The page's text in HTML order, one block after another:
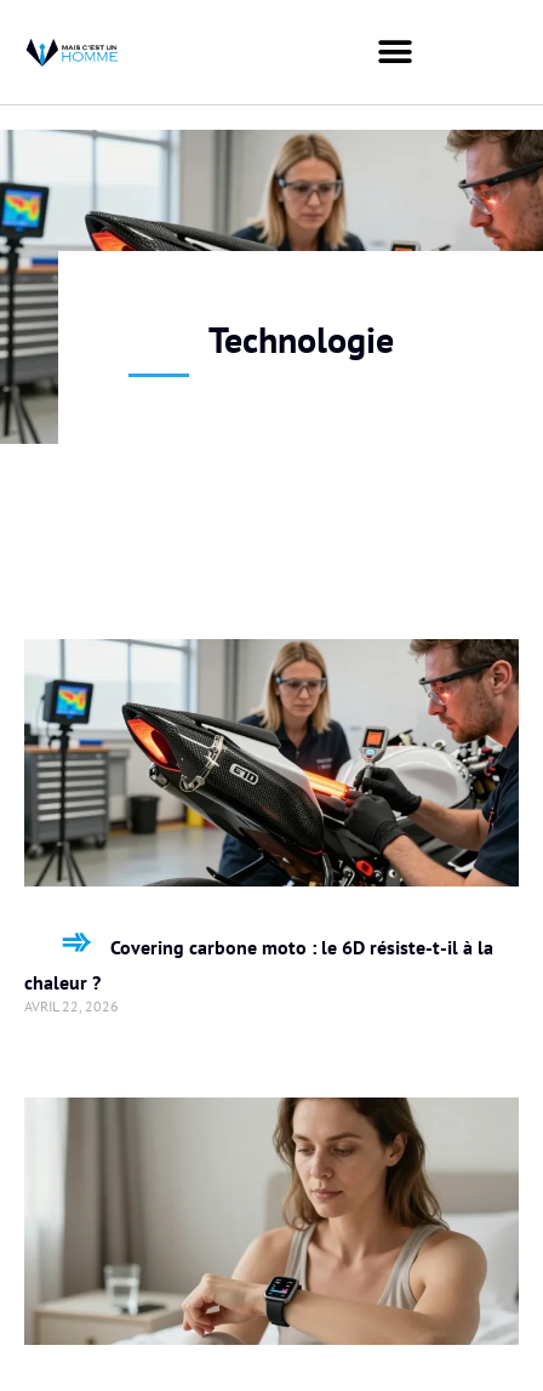
Technologie
Covering carbone moto : le 6D résiste-t-il à la
chaleur ?
AVRIL 22, 2026